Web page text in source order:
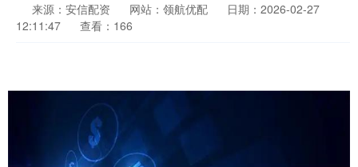
来源：安信配资 网站：领航优配
日期：2026-02-27
12:11:47
查看：166